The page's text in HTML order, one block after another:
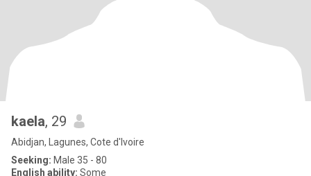
kaela, 29
Abidjan, Lagunes, Cote d'Ivoire
Seeking: Male 35 - 80
English ability: Some